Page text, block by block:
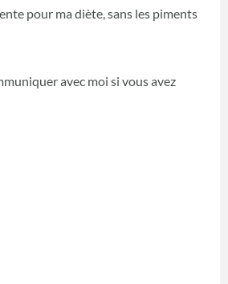
pour ma diète, sans les piments
avec moi si vous avez